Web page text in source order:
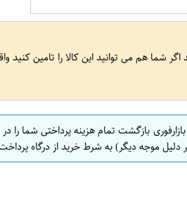
اگر شما هم می توانید این کالا را تامین کنید
بازگشت تمام هزینه پرداختی شما
موجه دیگر) به شرط خرید از درگاه